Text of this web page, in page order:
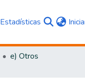
Estadísticas
e) Otros